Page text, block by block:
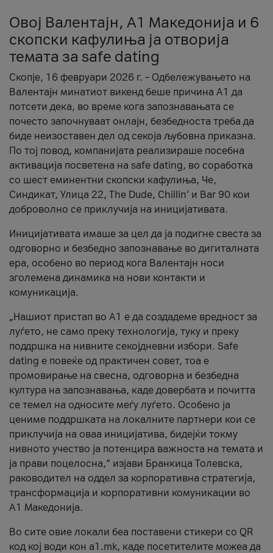
Овој Валентајн, A1 Македонија и 6
скопски кафулиња ја отворија
темата за safe dating
Скопје, 16 февруари 2026 г. – Одбележувањето на
Валентајн минатиот викенд беше причина А1 да
потсети дека, во време кога запознавањата се
почесто започнуваат онлајн, безбедноста треба да
биде неизоставен дел од секоја љубовна приказна.
По тој повод, компанијата реализираше посебна
активација посветена на safe dating, во соработка
со шест еминентни скопски кафулиња, Че,
Синдикат, Улица 22, The Dude, Chillin’ и Bar 90 кои
доброволно се приклучија на иницијативата.
Иницијативата имаше за цел да ја подигне свеста за
одговорно и безбедно запознавање во дигиталната
ера, особено во период кога Валентајн носи
зголемена динамика на нови контакти и
комуникација.
„Нашиот пристап во А1 е да создадеме вредност за
луѓето, не само преку технологија, туку и преку
поддршка на нивните секојдневни избори. Safe
dating е повеќе од практичен совет, тоа е
промовирање на свесна, одговорна и безбедна
култура на запознавања, каде довербата и почитта
се темел на односите меѓу луѓето. Особено ја
цениме поддршката на локалните партнери кои се
приклучија на оваа иницијатива, бидејќи токму
нивното учество ја потенцира важноста на темата и
ја прави поцелосна,“ изјави Бранкица Толевска,
раководител на оддел за корпоративна стратегија,
трансформација и корпоративни комуникации во
А1 Македонија.
Во сите овие локали беа поставени стикери со QR
код кој води кон a1.mk, каде посетителите можеа да